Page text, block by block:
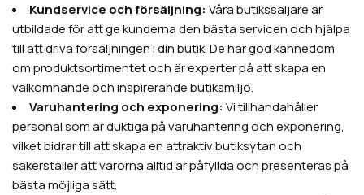
Kundservice och försäljning: Våra butikssäljare är
utbildade för att ge kunderna den bästa servicen och hjälpa
till att driva försäljningen i din butik. De har god kännedom
om produktsortimentet och är experter på att skapa en
välkomnande och inspirerande butiksmiljö.
Varuhantering och exponering: Vi tillhandahåller
personal som är duktiga på varuhantering och exponering,
vilket bidrar till att skapa en attraktiv butiksytan och
säkerställer att varorna alltid är påfyllda och presenteras på
bästa möjliga sätt.